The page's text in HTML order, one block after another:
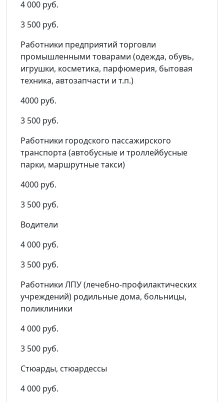
4 000 руб.
3 500 руб.
Работники предприятий торговли
промышленными товарами (одежда, обувь,
игрушки, косметика, парфюмерия, бытовая
техника, автозапчасти и т.п.)
4000 руб.
3 500 руб.
Работники городского пассажирского
транспорта (автобусные и троллейбусные
парки, маршрутные такси)
4000 руб.
3 500 руб.
Водители
4 000 руб.
3 500 руб.
Работники ЛПУ (лечебно-профилактических
учреждений) родильные дома, больницы,
поликлиники
4 000 руб.
3 500 руб.
Стюарды, стюардессы
4 000 руб.